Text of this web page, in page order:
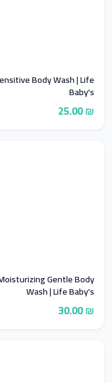
Body Wash | Life
Baby's
₪ 25.00
Gentle Body
Wash | Life Baby's
₪ 30.00